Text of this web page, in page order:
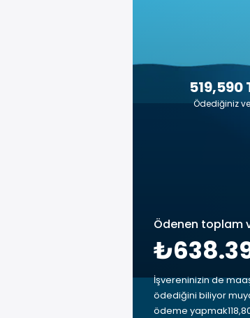
519,590
Ödediğiniz
Ödenen toplam
İşvereninizin de
ödediğini biliyor
ödeme